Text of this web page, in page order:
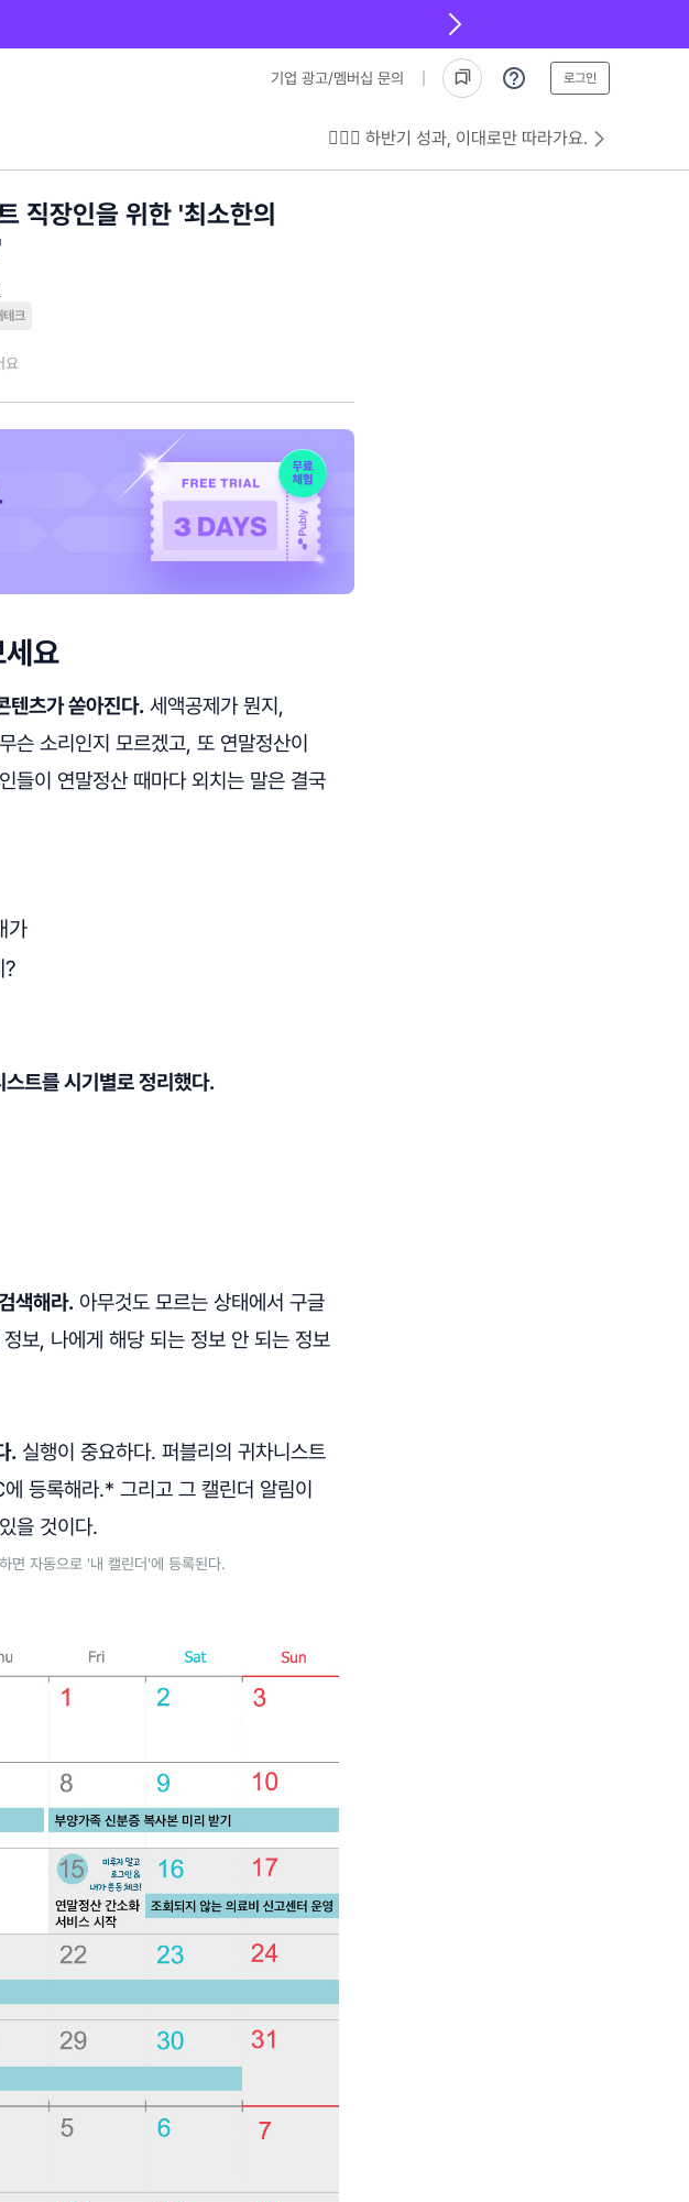
기업 광고/멤버십 문의 로그인
💁🏻‍♂️ 하반기 성과, 이대로만 따라가요.
직장인을 위한 '최소한의
테크
요
요
텐츠가 쏟아진다. 세액공제가 뭔지,
슨 소리인지 모르겠고, 또 연말정산이
들이 연말정산 때마다 외치는 말은 결국
가
?
트를 시기별로 정리했다.
색해라. 아무것도 모르는 상태에서 구글
보, 나에게 해당 되는 정보 안 되는 정보
. 실행이 중요하다. 퍼블리의 귀차니스트
등록해라.* 그리고 그 캘린더 알림이
을 것이다.
면 자동으로 '내 캘린더'에 등록된다.